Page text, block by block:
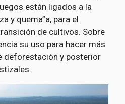
están ligados a la
y quema”a, para el
de cultivos. Sobre
su uso para hacer más
deforestación y posterior